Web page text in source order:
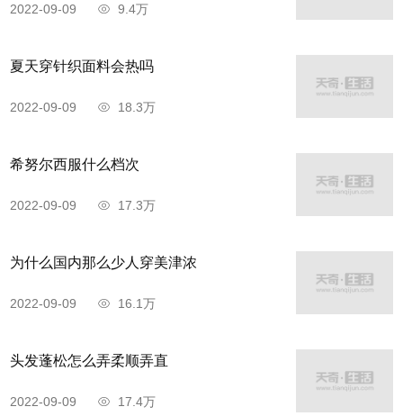
2022-09-09 9.4万
夏天穿针织面料会热吗
2022-09-09 18.3万
希努尔西服什么档次
2022-09-09 17.3万
为什么国内那么少人穿美津浓
2022-09-09 16.1万
头发蓬松怎么弄柔顺弄直
2022-09-09 17.4万